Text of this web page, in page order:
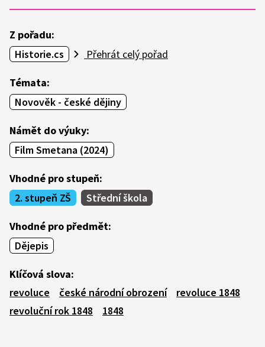
Z pořadu:
Historie.cs
Přehrát celý pořad
Témata:
Novověk - české dějiny
Námět do výuky:
Film Smetana (2024)
Vhodné pro stupeň:
2. stupeň ZŠ
Střední škola
Vhodné pro předmět:
Dějepis
Klíčová slova:
revoluce
české národní obrození
revoluce 1848
revoluční rok 1848
1848